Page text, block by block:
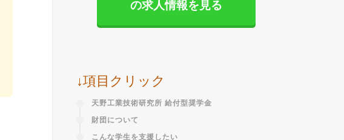
の求人情報を見る
↓項目クリック
天野工業技術研究所 給付型奨学金
財団について
こんな学生を支援したい